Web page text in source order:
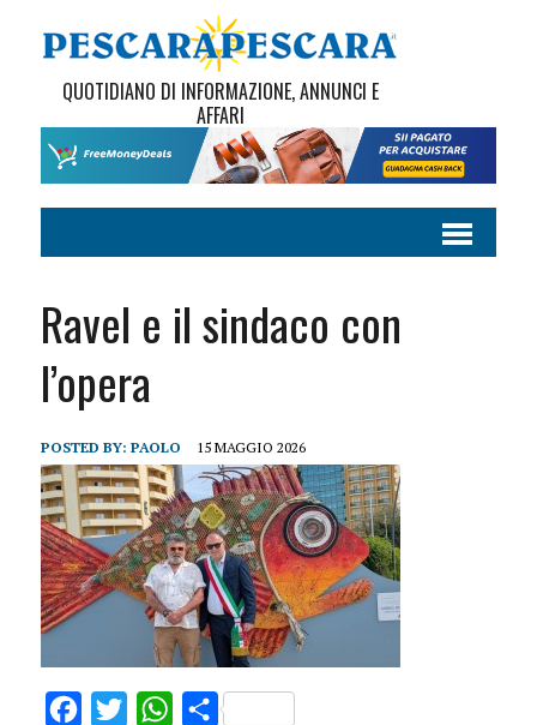
QUOTIDIANO DI INFORMAZIONE, ANNUNCI E
AFFARI
Ravel e il sindaco con
l’opera
POSTED BY: PAOLO 15 MAGGIO 2026
FacebookTwitterWhatsApp
Share